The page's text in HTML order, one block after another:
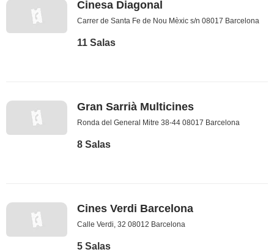
Cinesa Diagonal
Carrer de Santa Fe de Nou Mèxic s/n 08017 Barcelona
11 Salas
Gran Sarrià Multicines
Ronda del General Mitre 38-44 08017 Barcelona
8 Salas
Cines Verdi Barcelona
Calle Verdi, 32 08012 Barcelona
5 Salas